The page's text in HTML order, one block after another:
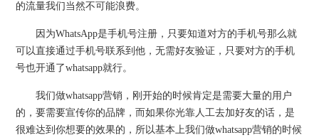
的流量我们当然不可能浪费。
因为WhatsApp是手机号注册，只要知道对方的手机号那么就
可以直接通过手机号联系到他，无需好友验证，只要对方的手机
号也开通了whatsapp就行。
我们做whatsapp营销，刚开始的时候肯定是需要大量的用户
的，要需要宣传你的品牌，而如果你光靠人工去加好友的话，是
很难达到你想要的效果的，所以基本上我们做whatsapp营销的时候